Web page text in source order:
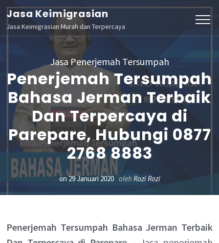
Lompat
ke
konten
Enter)
Jasa Keimigrasian
Jasa Keimigrasian Murah dan Terpercaya
Jasa Penerjemah Tersumpah
Penerjemah Tersumpah
Bahasa Jerman Terbaik
Dan Terpercaya di
Parepare, Hubungi 0877
2768 8883
on29 Januari 2020 oleh Rozi Rozi
Penerjemah Tersumpah Bahasa Jerman Terbaik